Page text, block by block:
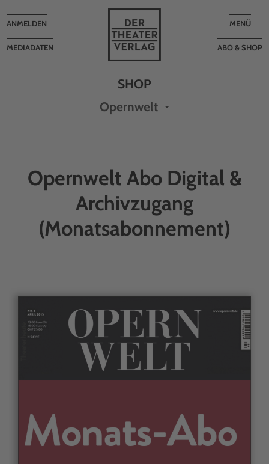
Toggle
MENÜ
ABO & SHOP
MEDIADATEN
Toggle
navigation
ANMELDEN
Opernwelt
Opernwelt Abo Digital &
Archivzugang
(Monatsabonnement)